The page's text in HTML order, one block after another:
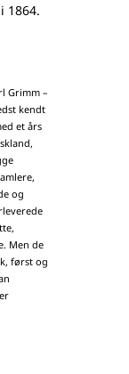
1864.
Grimm –
kendt
et års
og
Men de
først og